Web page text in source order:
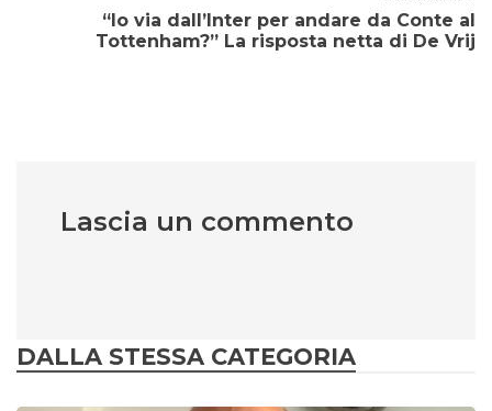
“Io via dall’Inter per andare da Conte al
Tottenham?” La risposta netta di De Vrij
Lascia un commento
DALLA STESSA CATEGORIA